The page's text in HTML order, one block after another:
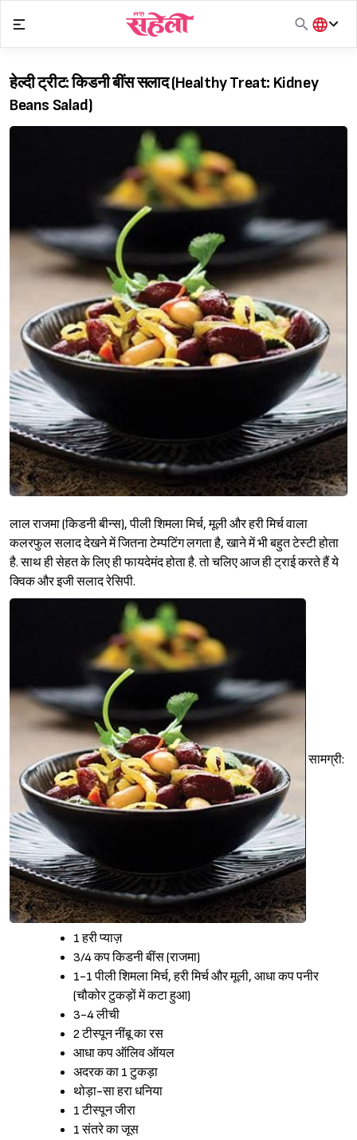
content
हिंदी
हेल्दी ट्रीट: किडनी बींस सलाद (Healthy Treat: Kidney
Beans Salad)
लाल राजमा (किडनी बीन्स), पीली शिमला मिर्च, मूली और हरी मिर्च वाला
कलरफुल सलाद देखने में जितना टेम्पटिंग लगता है, खाने में भी बहुत टेस्टी होता
है. साथ ही सेहत के लिए ही फायदेमंद होता है. तो चलिए आज ही ट्राई करते हैं ये
क्विक और इजी सलाद रेसिपी.
सामग्री:
1 हरी प्याज़
3/4 कप किडनी बींस (राजमा)
1-1 पीली शिमला मिर्च, हरी मिर्च और मूली, आधा कप पनीर
(चौकोर टुकड़ों में कटा हुआ)
3-4 लीची
2 टीस्पून नींबू का रस
आधा कप ऑलिव ऑयल
अदरक का 1 टुकड़ा
थोड़ा-सा हरा धनिया
1 टीस्पून जीरा
1 संतरे का जूस